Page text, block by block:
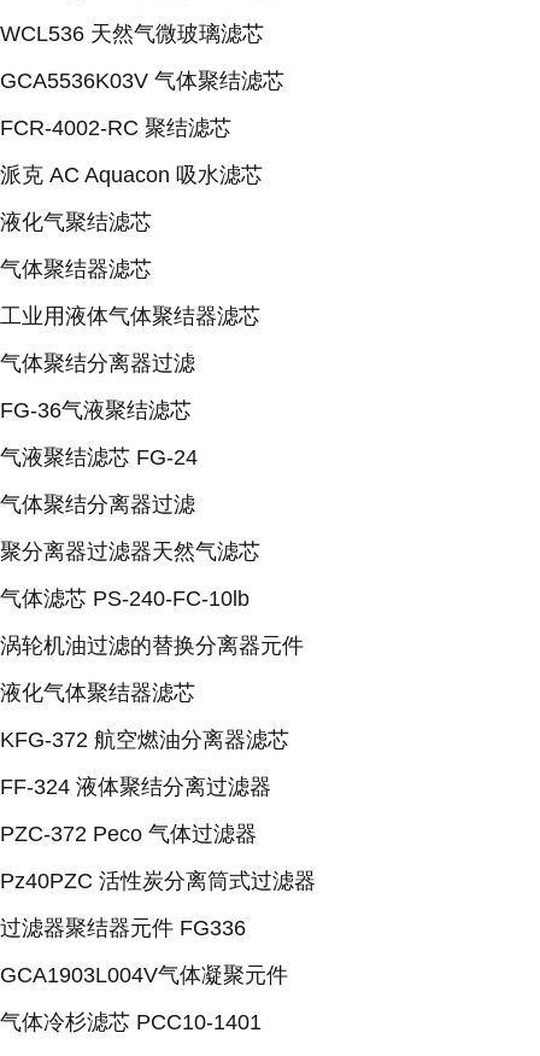
WCL536 天然气微玻璃滤芯
GCA5536K03V 气体聚结滤芯
FCR-4002-RC 聚结滤芯
派克 AC Aquacon 吸水滤芯
液化气聚结滤芯
气体聚结器滤芯
工业用液体气体聚结器滤芯
气体聚结分离器过滤
FG-36气液聚结滤芯
气液聚结滤芯 FG-24
气体聚结分离器过滤
聚分离器过滤器天然气滤芯
气体滤芯 PS-240-FC-10lb
涡轮机油过滤的替换分离器元件
液化气体聚结器滤芯
KFG-372 航空燃油分离器滤芯
FF-324 液体聚结分离过滤器
PZC-372 Peco 气体过滤器
Pz40PZC 活性炭分离筒式过滤器
过滤器聚结器元件 FG336
GCA1903L004V气体凝聚元件
气体冷杉滤芯 PCC10-1401